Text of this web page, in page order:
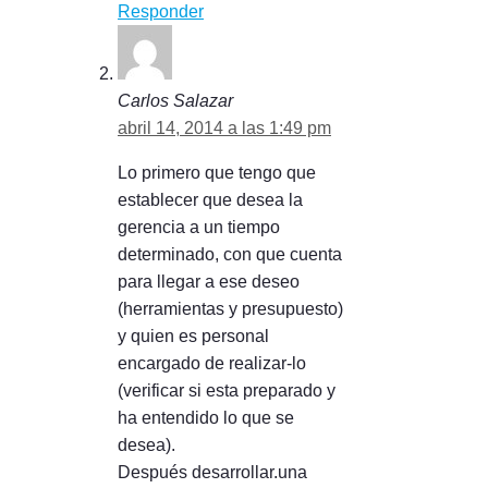
Responder
Carlos Salazar
abril 14, 2014 a las 1:49 pm
Lo primero que tengo que
establecer que desea la
gerencia a un tiempo
determinado, con que cuenta
para llegar a ese deseo
(herramientas y presupuesto)
y quien es personal
encargado de realizar-lo
(verificar si esta preparado y
ha entendido lo que se
desea).
Después desarrollar.una